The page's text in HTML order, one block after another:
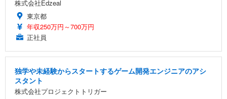
株式会社Edzeal
東京都
年収250万円～700万円
正社員
独学や未経験からスタートするゲーム開発エンジニアのアシ
スタント
株式会社プロジェクトトリガー